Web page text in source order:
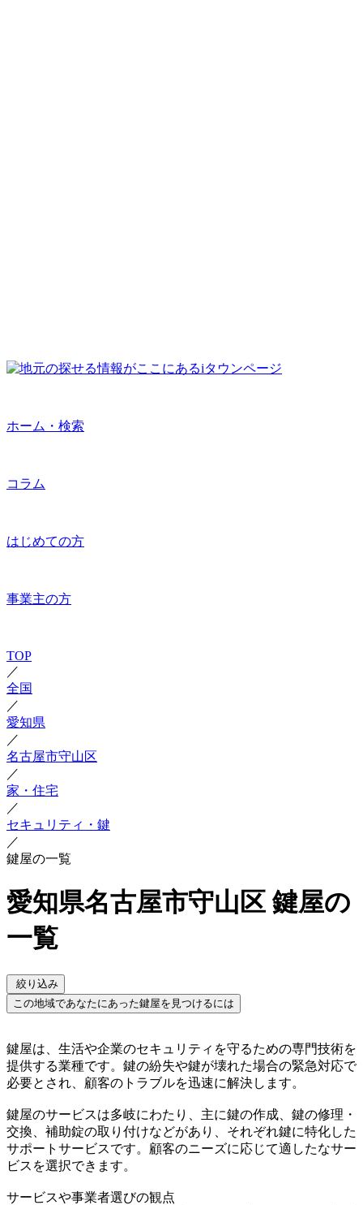
ホーム・検索
コラム
はじめての方
事業主の方
TOP
／
全国
／
愛知県
／
名古屋市守山区
／
家・住宅
／
セキュリティ・鍵
／
鍵屋の一覧
愛知県名古屋市守山区 鍵屋の
一覧
絞り込み
この地域であなたにあった鍵屋を見つけるには
鍵屋は、生活や企業のセキュリティを守るための専門技術を
提供する業種です。鍵の紛失や鍵が壊れた場合の緊急対応で
必要とされ、顧客のトラブルを迅速に解決します。
鍵屋のサービスは多岐にわたり、主に鍵の作成、鍵の修理・
交換、補助錠の取り付けなどがあり、それぞれ鍵に特化した
サポートサービスです。顧客のニーズに応じて適したなサー
ビスを選択できます。
サービスや事業者選びの観点